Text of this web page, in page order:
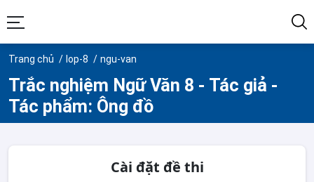
Trang chủ lop-8 ngu-van
Trắc nghiệm Ngữ Văn 8 - Tác giả -
Tác phẩm: Ông đồ
Cài đặt đề thi